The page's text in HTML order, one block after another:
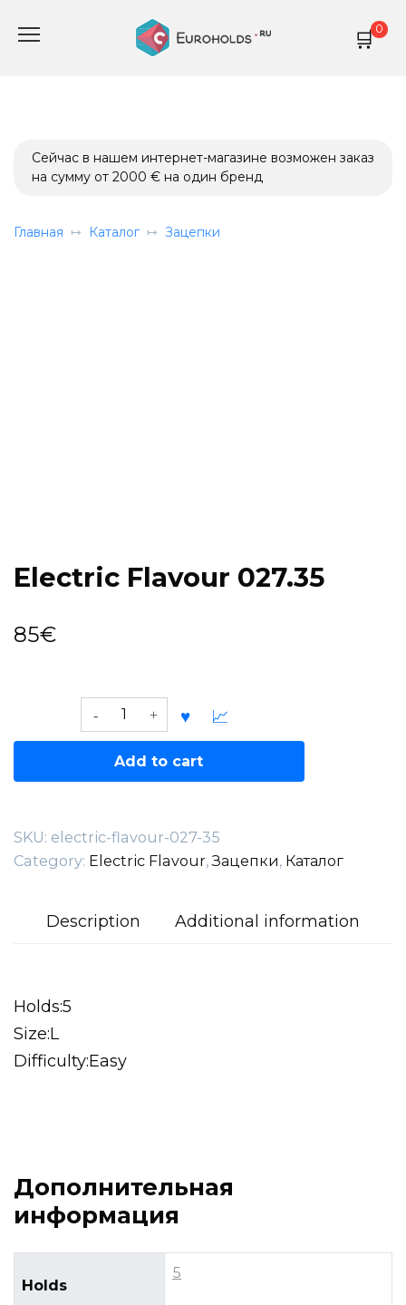
0
Сейчас в нашем интернет-магазине возможен заказ
на сумму от 2000 € на один бренд
Главная Каталог Зацепки
Electric Flavour 027.35
85€
Electric
Flavour
quantity
Add to cart
SKU: electric-flavour-027-35
Category: Electric Flavour,Зацепки, Каталог
Description Additional information
Holds:5
Size:L
Difficulty:Easy
Дополнительная
информация
Holds
5